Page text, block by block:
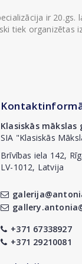
ir 20.gs.
tiek organizētas
Klasiskās
SIA "Klasiskās
Brīvības iela 142,
LV-1012, Latvija
+371 67338927
+371 29210081